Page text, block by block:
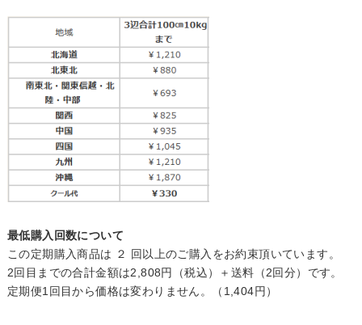
最低購入回数について
この定期購入商品は ２ 回以上のご購入をお約束頂いています。
2回目までの合計金額は2,808円（税込）＋送料（2回分）です。
定期便1回目から価格は変わりません。（1,404円）